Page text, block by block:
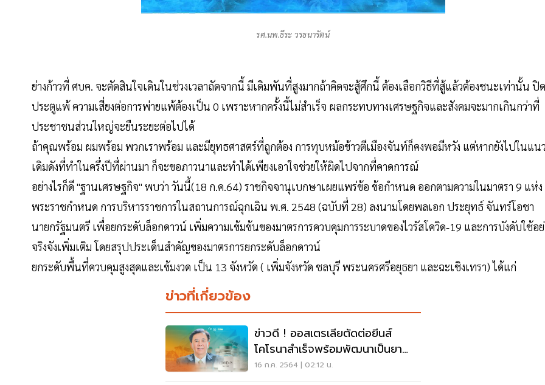
รศ.นพ.ธีระ วรธนารัตน์
ย่างก้าวที่ ศบค. จะตัดสินใจเดินในช่วงเวลาถัดจากนี้ มีเดิมพันที่สูงมากถ้าคิดจะสู้ศึกนี้ ต้องเลือกวิธีที่สู้แล้วต้องชนะเท่านั้น ปิด
ประตูแพ้ ความเสี่ยงต่อการพ่ายแพ้ต้องเป็น 0 เพราะหากครั้งนี้ไม่สำเร็จ ผลกระทบทางเศรษฐกิจและสังคมจะมากเกินกว่าที่
ประชาชนส่วนใหญ่จะยืนระยะต่อไปได้
ถ้าคุณพร้อม ผมพร้อม พวกเราพร้อม และมียุทธศาสตร์ที่ถูกต้อง การทุบหม้อข้าวตีเมืองจันท์ก็คงพอมีหวัง แต่หากยังไปในแน
เดิมดังที่ทำในครึ่งปีที่ผ่านมา ก็จะขอภาวนาและทำได้เพียงเอาใจช่วยให้ผิดไปจากที่คาดการณ์
อย่างไรก็ดี "ฐานเศรษฐกิจ" พบว่า วันนี้(18 ก.ค.64) ราชกิจจานุเบกษาเผยแพร่ข้อ ข้อกําหนด ออกตามความในมาตรา 9 แห่ง
พระราชกําหนด การบริหารราชการในสถานการณ์ฉุกเฉิน พ.ศ. 2548 (ฉบับที่ 28) ลงนามโดยพลเอก ประยุทธ์ จันทร์โอชา
นายกรัฐมนตรี เพื่อยกระดับล็อกดาวน์ เพิ่มความเข้มข้นของมาตรการควบคุมการระบาดของไวรัสโควิด-19 และการบังคับใช้อย่
จริงจังเพิ่มเติม โดยสรุปประเด็นสำคัญของมาตรการยกระดับล็อกดาวน์
ยกระดับพื้นที่ควบคุมสูงสุดและเข้มงวด เป็น 13 จังหวัด ( เพิ่มจังหวัด ชลบุรี พระนครศรีอยุธยา และฉะเชิงเทรา) ได้แก่
ข่าวที่เกี่ยวข้อง
ข่าวดี ! ออสเตรเลียตัดต่อยีนส์
โคโรนาสำเร็จพร้อมพัฒนาเป็นยา
รักษาโควิด-19
16 ก.ค. 2564 | 02:12 น.